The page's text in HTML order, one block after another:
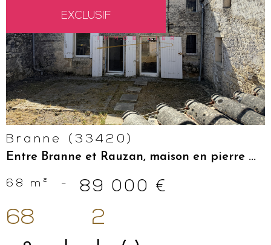
EXCLUSIF
BIEN
Branne (33420)
Entre Branne et Rauzan, maison en pierre ...
68 m² - 89 000 €
68 2